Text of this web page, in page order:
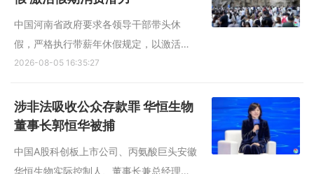
中国河南省政府要求各领导干部带头休
假，严格执行带薪年休假规定，以激活假
期消费潜力。 据《河南日报》星期三（8
源社会保障厅、省商务厅、省文化和旅游
厅、省政府国资委、省总工会近日联合印
2026-08-05 16:35:27
涉非法吸收公众存款罪 华恒生物
董事长郭恒华被捕
中国A股科创板上市公司、丙氨酸巨头安徽
华恒生物实际控制人、董事长兼总经理郭